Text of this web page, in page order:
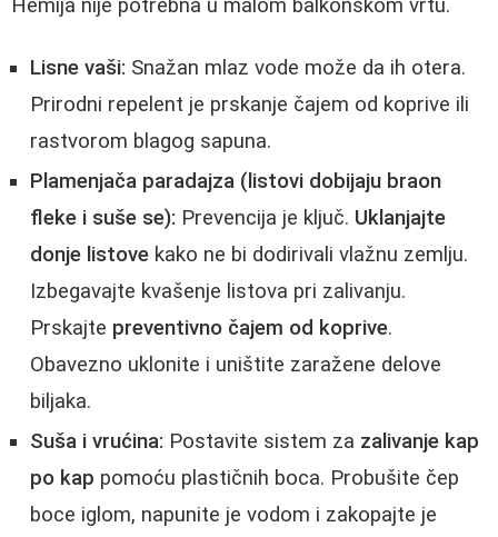
Hemija nije potrebna u malom balkonskom vrtu.
Lisne vaši: Snažan mlaz vode može da ih otera.
Prirodni repelent je prskanje čajem od koprive ili
rastvorom blagog sapuna.
Plamenjača paradajza (listovi dobijaju braon
fleke i suše se): Prevencija je ključ. Uklanjajte
donje listove kako ne bi dodirivali vlažnu zemlju.
Izbegavajte kvašenje listova pri zalivanju.
Prskajte preventivno čajem od koprive.
Obavezno uklonite i uništite zaražene delove
biljaka.
Suša i vrućina: Postavite sistem za zalivanje kap
po kap pomoću plastičnih boca. Probušite čep
boce iglom, napunite je vodom i zakopajte je